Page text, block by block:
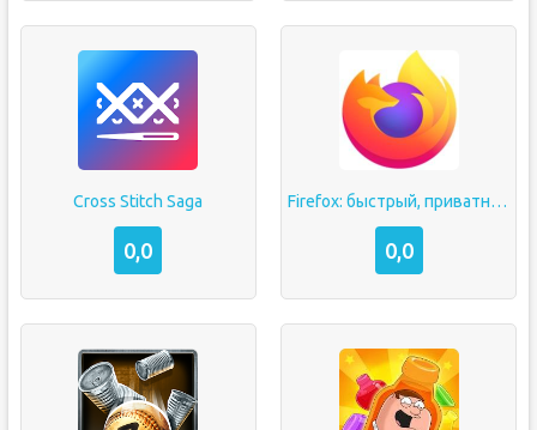
Cross Stitch Saga
0,0
Firefox: быстрый, приватный и безопасный браузер
0,0